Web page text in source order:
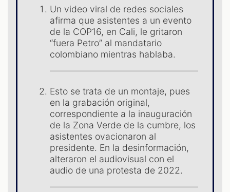
Un video viral de redes sociales
afirma que asistentes a un evento
de la COP16, en Cali, le gritaron
“fuera Petro” al mandatario
colombiano mientras hablaba.
Esto se trata de un montaje, pues
en la grabación original,
correspondiente a la inauguración
de la Zona Verde de la cumbre, los
asistentes ovacionaron al
presidente. En la desinformación,
alteraron el audiovisual con el
audio de una protesta de 2022.